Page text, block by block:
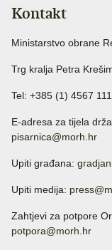
Kontakt
Ministarstvo obrane
Trg kralja Petra
Tel: +385 (1) 4567 111
E-adresa za tijela
pisarnica@morh.hr
Upiti građana:
Upiti medija:
Zahtjevi za potpore
potpora@morh.hr